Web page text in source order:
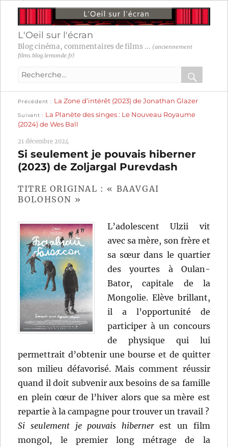
L'Oeil sur l'écran
Blog cinéma, commentaires de films ... (anciennement
films.blog.lemonde.fr)
Recherche
:
OK
Navigation
de
l’article
Précédent
précédente :
La Zone d’intérêt (2023) de Jonathan Glazer
Suivant
suivante :
La Planète des singes : Le Nouveau Royaume
(2024) de Wes Ball
21 décembre 2024
Si seulement je pouvais hiberner
(2023) de Zoljargal Purevdash
TITRE ORIGINAL : « BAAVGAI
BOLOHSON »
L’adolescent Ulzii vit
avec sa mère, son frère et
sa sœur dans le quartier
des yourtes à Oulan-
Bator, capitale de la
Mongolie. Elève brillant,
il a l’opportunité de
participer à un concours
de physique qui lui
permettrait d’obtenir une bourse et de quitter
son milieu défavorisé. Mais comment réussir
quand il doit subvenir aux besoins de sa famille
en plein cœur de l’hiver alors que sa mère est
repartie à la campagne pour trouver un travail ?
Si seulement je pouvais hibernerest un film
mongol, le premier long métrage de la